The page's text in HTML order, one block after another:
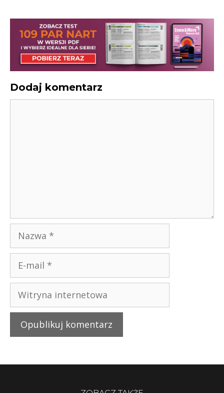
Dodaj komentarz